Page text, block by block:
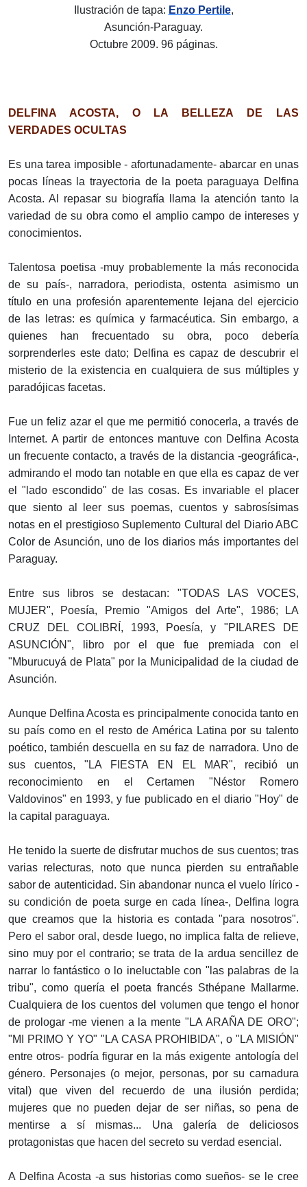
Ilustración de tapa: Enzo Pertile,
Asunción-Paraguay.
Octubre 2009. 96 páginas.
DELFINA ACOSTA, O LA BELLEZA DE LAS
VERDADES OCULTAS
Es una tarea imposible - afortunadamente- abarcar en unas
pocas líneas la trayectoria de la poeta paraguaya Delfina
Acosta. Al repasar su biografía llama la atención tanto la
variedad de su obra como el amplio campo de intereses y
conocimientos.
Talentosa poetisa -muy probablemente la más reconocida
de su país-, narradora, periodista, ostenta asimismo un
título en una profesión aparentemente lejana del ejercicio
de las letras: es química y farmacéutica. Sin embargo, a
quienes han frecuentado su obra, poco debería
sorprenderles este dato; Delfina es capaz de descubrir el
misterio de la existencia en cualquiera de sus múltiples y
paradójicas facetas.
Fue un feliz azar el que me permitió conocerla, a través de
Internet. A partir de entonces mantuve con Delfina Acosta
un frecuente contacto, a través de la distancia -geográfica-,
admirando el modo tan notable en que ella es capaz de ver
el "lado escondido" de las cosas. Es invariable el placer
que siento al leer sus poemas, cuentos y sabrosísimas
notas en el prestigioso Suplemento Cultural del Diario ABC
Color de Asunción, uno de los diarios más importantes del
Paraguay.
Entre sus libros se destacan: "TODAS LAS VOCES,
MUJER", Poesía, Premio "Amigos del Arte", 1986; LA
CRUZ DEL COLIBRÍ, 1993, Poesía, y "PILARES DE
ASUNCIÓN", libro por el que fue premiada con el
"Mburucuyá de Plata" por la Municipalidad de la ciudad de
Asunción.
Aunque Delfina Acosta es principalmente conocida tanto en
su país como en el resto de América Latina por su talento
poético, también descuella en su faz de narradora. Uno de
sus cuentos, "LA FIESTA EN EL MAR", recibió un
reconocimiento en el Certamen "Néstor Romero
Valdovinos" en 1993, y fue publicado en el diario "Hoy" de
la capital paraguaya.
He tenido la suerte de disfrutar muchos de sus cuentos; tras
varias relecturas, noto que nunca pierden su entrañable
sabor de autenticidad. Sin abandonar nunca el vuelo lírico -
su condición de poeta surge en cada línea-, Delfina logra
que creamos que la historia es contada "para nosotros".
Pero el sabor oral, desde luego, no implica falta de relieve,
sino muy por el contrario; se trata de la ardua sencillez de
narrar lo fantástico o lo ineluctable con "las palabras de la
tribu", como quería el poeta francés Sthépane Mallarme.
Cualquiera de los cuentos del volumen que tengo el honor
de prologar -me vienen a la mente "LA ARAÑA DE ORO";
"MI PRIMO Y YO" "LA CASA PROHIBIDA", o "LA MISIÓN"
entre otros- podría figurar en la más exigente antología del
género. Personajes (o mejor, personas, por su carnadura
vital) que viven del recuerdo de una ilusión perdida;
mujeres que no pueden dejar de ser niñas, so pena de
mentirse a sí mismas... Una galería de deliciosos
protagonistas que hacen del secreto su verdad esencial.
A Delfina Acosta -a sus historias como sueños- se le cree